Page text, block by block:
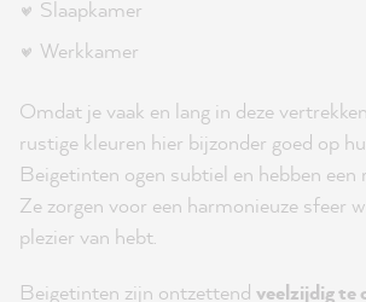
Slaapkamer
Werkkamer
Omdat je vaak en lang in deze
rustige kleuren hier bijzonder goed op
Beigetinten ogen subtiel en hebben
Ze zorgen voor een harmonieuze sfeer
plezier van hebt.
Beigetinten zijn ontzettend veelzijdig te